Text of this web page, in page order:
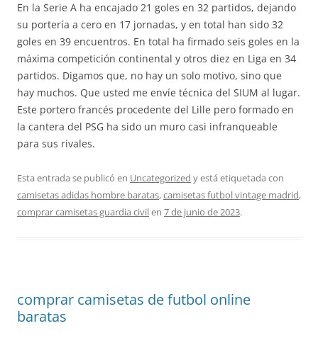
En la Serie A ha encajado 21 goles en 32 partidos, dejando
su portería a cero en 17 jornadas, y en total han sido 32
goles en 39 encuentros. En total ha firmado seis goles en la
máxima competición continental y otros diez en Liga en 34
partidos. Digamos que, no hay un solo motivo, sino que
hay muchos. Que usted me envíe técnica del SIUM al lugar.
Este portero francés procedente del Lille pero formado en
la cantera del PSG ha sido un muro casi infranqueable
para sus rivales.
Esta entrada se publicó en Uncategorized y está etiquetada con
camisetas adidas hombre baratas,camisetas futbol vintage madrid,
comprar camisetas guardia civilen 7 de junio de 2023.
comprar camisetas de futbol online
baratas